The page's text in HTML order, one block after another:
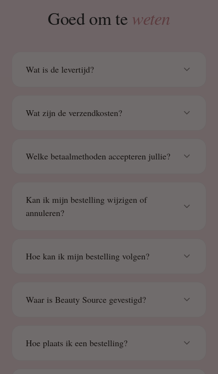
Goed om te weten
Wat is de levertijd?
Wat zijn de verzendkosten?
Welke betaalmethoden accepteren jullie?
Kan ik mijn bestelling wijzigen of
annuleren?
Hoe kan ik mijn bestelling volgen?
Waar is Beauty Source gevestigd?
Hoe plaats ik een bestelling?